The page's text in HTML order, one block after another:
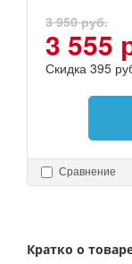
3 950 руб.
3 555
Скидка 395
Сравнение
Кратко о